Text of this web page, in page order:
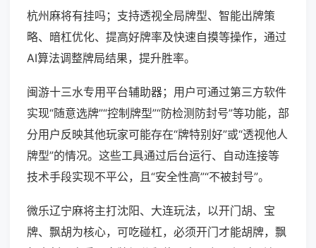
杭州麻将有挂吗；支持透视全局牌型、智能出牌策
略、暗杠优化、提高好牌率及快速自摸等操作，通过
AI算法调整牌局结果，提升胜率。
闽游十三水专用平台辅助器；用户可通过第三方软件
实现“随意选牌”“控制牌型”“防检测防封号”等功能，部
分用户反映其他玩家可能存在“牌特别好”或“透视他人
牌型”的情况。这些工具通过后台运行、自动连接等
技术手段实现不平公，且“安全性高”“不被封号”。
微乐辽宁麻将主打沈阳、大连玩法，以开门胡、宝
牌、飘胡为核心，可吃碰杠，必须开门才能胡牌，飘